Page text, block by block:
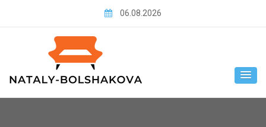
06.08.2026